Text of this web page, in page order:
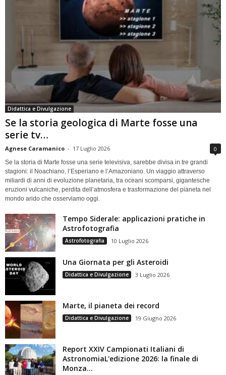
Didattica e Divulgazione
Se la storia geologica di Marte fosse una
serie tv…
Agnese Caramanico - 17 Luglio 2026 0
Se la storia di Marte fosse una serie televisiva, sarebbe divisa in tre grandi
stagioni: il Noachiano, l’Esperiano e l’Amazoniano. Un viaggio attraverso
miliardi di anni di evoluzione planetaria, tra oceani scomparsi, gigantesche
eruzioni vulcaniche, perdita dell’atmosfera e trasformazione del pianeta nel
mondo arido che osserviamo oggi.
Tempo Siderale: applicazioni pratiche in
Astrofotografia
Astrofotografia 10 Luglio 2026
Una Giornata per gli Asteroidi
Didattica e Divulgazione 3 Luglio 2026
Marte, il pianeta dei record
Didattica e Divulgazione 19 Giugno 2026
Report XXIV Campionati Italiani di
AstronomiaL'edizione 2026: la finale di
Monza...